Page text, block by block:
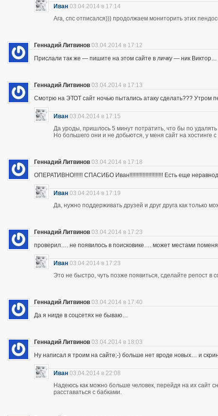
Иван 03.04.2014 в 17:14
Ага, спс отписался))) продолжаем мониторить этих
Геннадий Литвинов 03.04.2014 в 17:12
Прислали так же — пишите на этом сайте в личку — ник Виктор…
Геннадий Литвинов 03.04.2014 в 17:13
Смотрю на ЭТОТ сайт ночью пытались атаку сделать??? Утром
Иван 03.04.2014 в 17:15
Да уроды, пришлось 5 минут потратить, что бы по
Но большего они и не добьются, у меня сайт на хостинге
Геннадий Литвинов 03.04.2014 в 17:18
ОПЕРАТИВНО!!!!!! СПАСИБО Иван!!!!!!!!!!!!!!!!!!!!!!! Есть еще
Иван 03.04.2014 в 17:19
Да, нужно поддерживать друзей и друг друга как только
Геннадий Литвинов 03.04.2014 в 17:23
проверил…. не появилось в поисковике…. может местами
Иван 03.04.2014 в 17:23
Это не быстро, чуть позже появиться, сделайте репост в
Геннадий Литвинов 03.04.2014 в 17:40
Да я нигде в соцсетях не бываю…
Геннадий Литвинов 03.04.2014 в 18:03
Ну написал я троим на сайте;-) больше нет вроде новых… и
Иван 03.04.2014 в 22:08
Надеюсь как можно больше человек, перейдя на их сайт
расставаться с бабками.